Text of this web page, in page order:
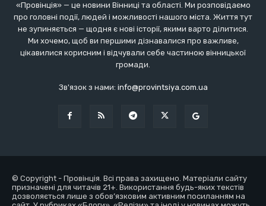
«Провінція» — це новини Вінниці та області. Ми розповідаємо
про головні події, людей і можливості нашого міста. Життя тут
не зупиняється — щодня є нові історії, якими варто ділитися.
Ми хочемо, щоб ви першими дізнавалися про важливе,
цікавилися корисним і відчували себе частиною вінницької
громади.
Зв'язок з нами: info@provintsiya.com.ua
© Copyright - Провінція. Всі права захищено. Матеріали сайту
призначені для читачів 21+. Використання будь-яких текстів
дозволяється лише з обов’язковим активним посиланням на